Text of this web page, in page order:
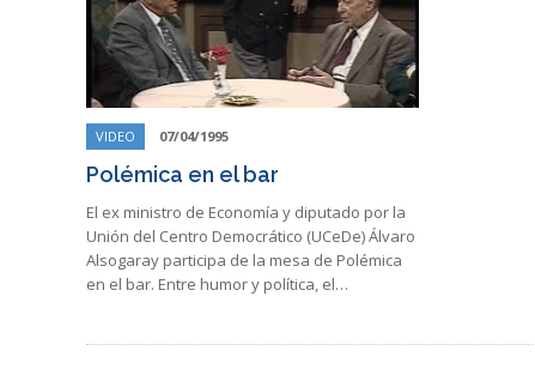
VIDEO 07/04/1995
Polémica en el bar
El ex ministro de Economía y diputado por la
Unión del Centro Democrático (UCeDe) Álvaro
Alsogaray participa de la mesa de Polémica
en el bar. Entre humor y política, el…